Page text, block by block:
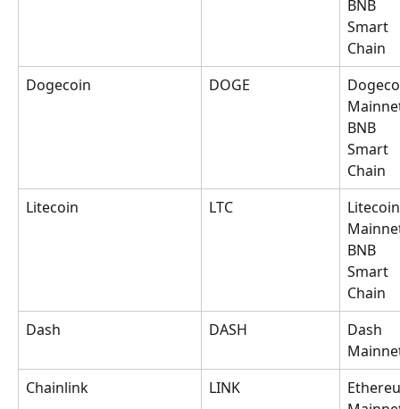
BNB
Smart
Chain
Dogecoin
DOGE
BNB
Smart
Chain
Litecoin
LTC
BNB
Smart
Chain
Dash
DASH
Dash
Chainlink
LINK